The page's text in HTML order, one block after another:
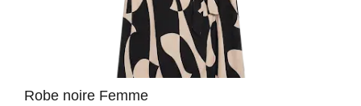
Robe noire Femme